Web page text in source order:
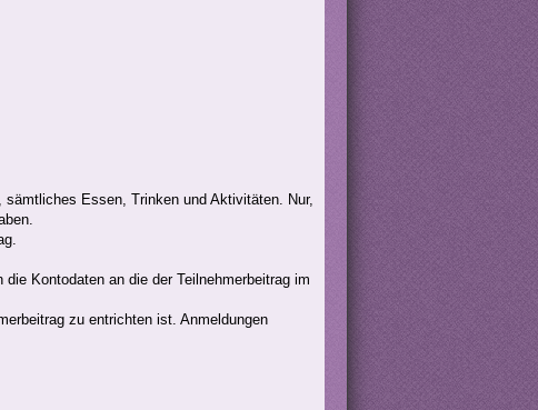
sämtliches Essen, Trinken und Aktivitäten. Nur,
Kontodaten an die der Teilnehmerbeitrag im
zu entrichten ist. Anmeldungen